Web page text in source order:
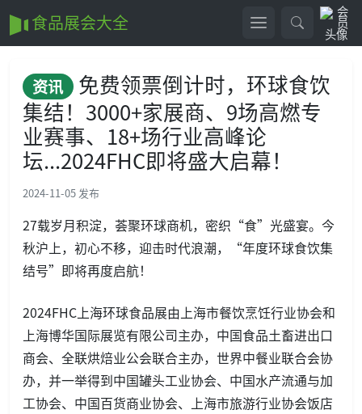
食品展会大全
资讯 免费领票倒计时，环球食饮
集结！3000+家展商、9场高燃专
业赛事、18+场行业高峰论
坛...2024FHC即将盛大启幕！
2024-11-05 发布
27载岁月积淀，荟聚环球商机，密织“食”光盛宴。今
秋沪上，初心不移，迎击时代浪潮，“年度环球食饮集
结号”即将再度启航！
2024FHC上海环球食品展由上海市餐饮烹饪行业协会和
上海博华国际展览有限公司主办，中国食品土畜进出口
商会、全联烘焙业公会联合主办，世界中餐业联合会协
办，并一举得到中国罐头工业协会、中国水产流通与加
工协会、中国百货商业协会、上海市旅游行业协会饭店